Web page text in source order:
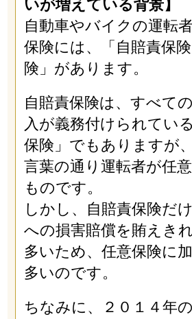
いが増えている背景】
自動車やバイクの運転
保険には、「自賠責保
険」があります。
自賠責保険は、すべて
入が義務付けられてい
保険」でもありますが
言葉の通り運転者が任
ものです。
しかし、自賠責保険だ
への損害賠償を賄えき
多いため、任意保険に
多いのです。
ちなみに、２０１４年